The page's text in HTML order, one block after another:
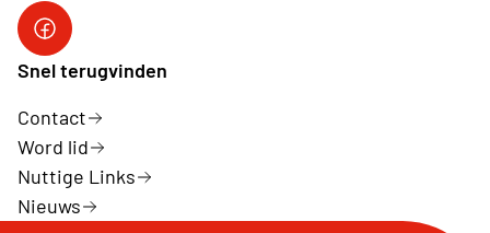
Neos Facebook
Snel terugvinden
Contact
Word lid
Nuttige Links
Nieuws